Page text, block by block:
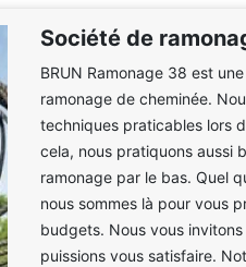
Société de
BRUN Ramonage 38 est
ramonage de cheminée.
techniques praticables lors
cela, nous pratiquons aussi
ramonage par le bas. Quel
nous sommes là pour vous
budgets. Nous vous
puissions vous satisfaire.